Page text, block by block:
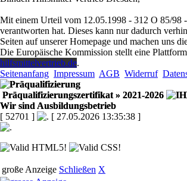
Mit einem Urteil vom 12.05.1998 - 312 O 85/98
verantworten hat. Dieses kann nur dadurch
Seiten auf unserer Homepage und machen uns
Die Europäische Kommission stellt eine
hilfsmittelvertrieb.de.
Seitenanfang Impressum AGB Widerruf
Präqualifizierungszertifikat » 2021-2026
Wir sind Ausbildungsbetrieb
[ 52701 ]
[ 27.05.2026 13:35:38 ]
große Anzeige Schließen X